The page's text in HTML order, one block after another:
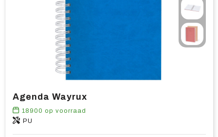
Agenda Wayrux
18900 op voorraad
PU